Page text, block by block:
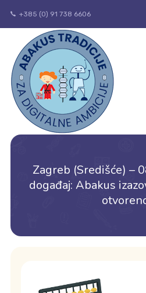
+385 (0) 91 738 6606
Zagreb (Središće) –
događaj: Abakus